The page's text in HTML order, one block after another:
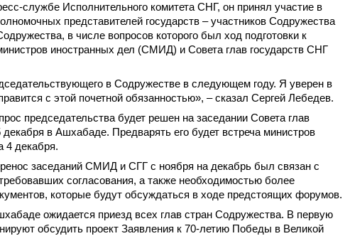
службе Исполнительного комитета СНГ, он принял участие в
представителей государств – участников Содружества
в числе вопросов которого был ход подготовки к
иностранных дел (СМИД) и Совета глав государств СНГ
в Содружестве в следующем году. Я уверен в
с этой почетной обязанностью», – сказал Сергей Лебедев.
председательства будет решен на заседании Совета глав
декабря в Ашхабаде. Предварять его будет встреча министров
4 декабря.
заседаний СМИД и СГГ с ноября на декабрь был связан с
согласования, а также необходимостью более
которые будут обсуждаться в ходе предстоящих форумов.
ожидается приезд всех глав стран Содружества. В первую
обсудить проект Заявления к 70-летию Победы в Великой